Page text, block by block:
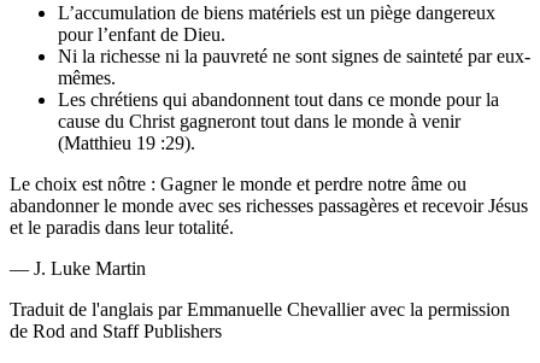
L’accumulation de biens matériels est un piège dangereux
pour l’enfant de Dieu.
Ni la richesse ni la pauvreté ne sont signes de sainteté par eux-
mêmes.
Les chrétiens qui abandonnent tout dans ce monde pour la
cause du Christ gagneront tout dans le monde à venir
(Matthieu 19 :29).
Le choix est nôtre : Gagner le monde et perdre notre âme ou
abandonner le monde avec ses richesses passagères et recevoir Jésus
et le paradis dans leur totalité.
— J. Luke Martin
Traduit de l'anglais par Emmanuelle Chevallier avec la permission
de Rod and Staff Publishers